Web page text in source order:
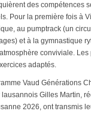
des compétences
Pour la première fois à
au pumptrack (un
et à la gymnastique
conviviale. Les
adaptés.
Vaud Générations
Gilles Martin,
2026, ont transmis